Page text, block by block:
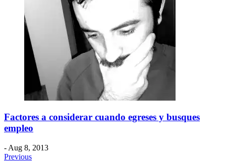
Factores a considerar cuando egreses y busques
empleo
- Aug 8, 2013
Previous